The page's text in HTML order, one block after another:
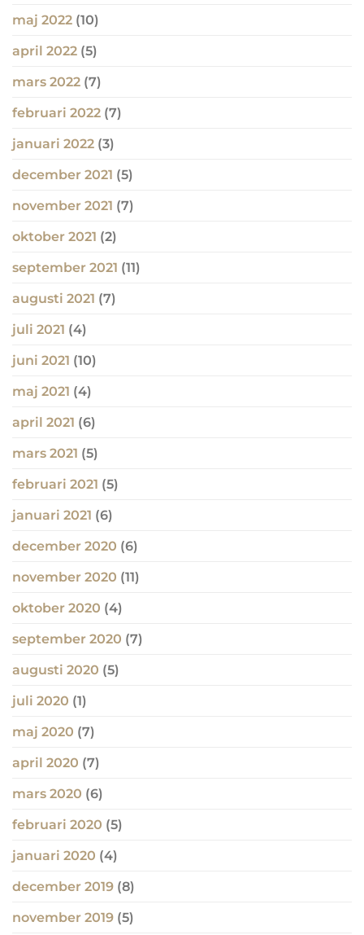
maj 2022 (10)
april 2022 (5)
mars 2022 (7)
februari 2022 (7)
januari 2022 (3)
december 2021 (5)
november 2021 (7)
oktober 2021 (2)
september 2021 (11)
augusti 2021 (7)
juli 2021 (4)
juni 2021 (10)
maj 2021 (4)
april 2021 (6)
mars 2021 (5)
februari 2021 (5)
januari 2021 (6)
december 2020 (6)
november 2020 (11)
oktober 2020 (4)
september 2020 (7)
augusti 2020 (5)
juli 2020 (1)
maj 2020 (7)
april 2020 (7)
mars 2020 (6)
februari 2020 (5)
januari 2020 (4)
december 2019 (8)
november 2019 (5)